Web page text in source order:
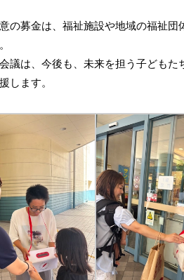
の募金は、福祉施設や地域の福祉
議は、今後も、未来を担う子ども
します。